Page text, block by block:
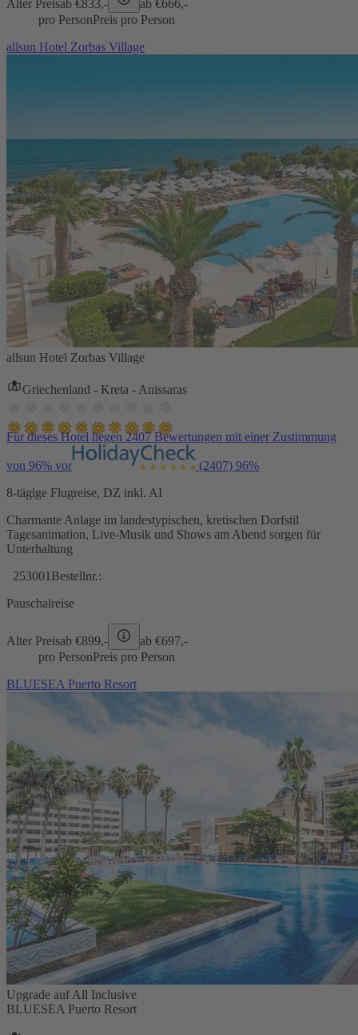
Alter Preisab €833,- ab €666,-
pro PersonPreis pro Person
allsun Hotel Zorbas Village
allsun Hotel Zorbas Village
Griechenland - Kreta - Anissaras
Für dieses Hotel liegen 2407 Bewertungen mit einer Zustimmung
von 96% vor (2407) 96%
8-tägige Flugreise, DZ inkl. AI
Charmante Anlage im landestypischen, kretischen Dorfstil
Tagesanimation, Live-Musik und Shows am Abend sorgen für
Unterhaltung
253001 Bestellnr.:
Pauschalreise
Alter Preisab €899,- ab €697,-
pro PersonPreis pro Person
BLUESEA Puerto Resort
Upgrade auf All Inclusive
BLUESEA Puerto Resort